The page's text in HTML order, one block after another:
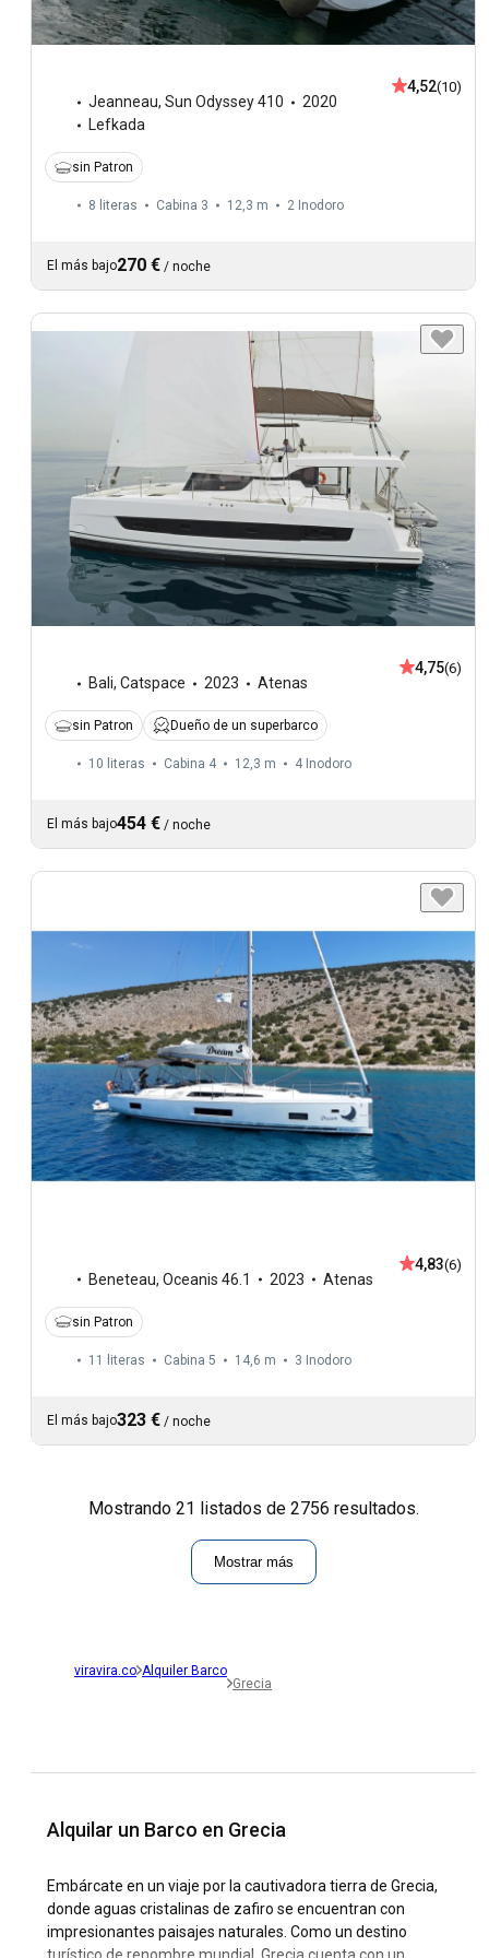
Jeanneau, Sun Odyssey 410
2020
Lefkada
4,52(10)
sin Patron
8 literas Cabina 3 12,3 m 2 Inodoro
El más bajo270 € / noche
Bali, Catspace 2023 Atenas
4,75(6)
sin Patron Dueño de un superbarco
10 literas Cabina 4 12,3 m 4 Inodoro
El más bajo454 € / noche
Beneteau, Oceanis 46.1 2023 Atenas
4,83(6)
sin Patron
11 literas Cabina 5 14,6 m 3 Inodoro
El más bajo323 € / noche
Mostrando 21 listados de 2756 resultados.
Mostrar más
viravira.co Alquiler Barco
Grecia
Alquilar un Barco en Grecia
Embárcate en un viaje por la cautivadora tierra de Grecia,
donde aguas cristalinas de zafiro se encuentran con
impresionantes paisajes naturales. Como un destino